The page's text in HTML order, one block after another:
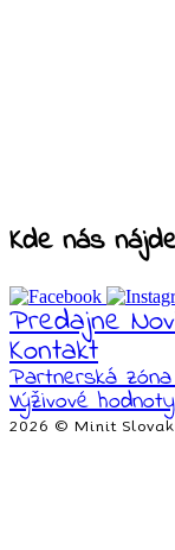
Kde nás
Predajne
Kontakt
Partnerská zóna
Výživové hodnoty
2026 © Minit